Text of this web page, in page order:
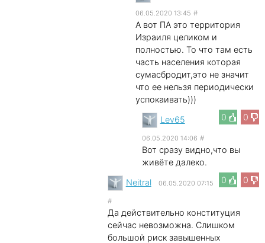
06.05.2020 13:45 #
А вот ПА это территория
Израиля целиком и
полностью. То что там есть
часть населения которая
сумасбродит,это не значит
что ее нельзя периодически
успокаивать)))
0
0
Lev65
06.05.2020 14:06 #
Вот сразу видно,что вы
живёте далеко.
0
0
Neitral 06.05.2020 07:15
#
Да действительно конституция
сейчас невозможна. Слишком
большой риск завышенных